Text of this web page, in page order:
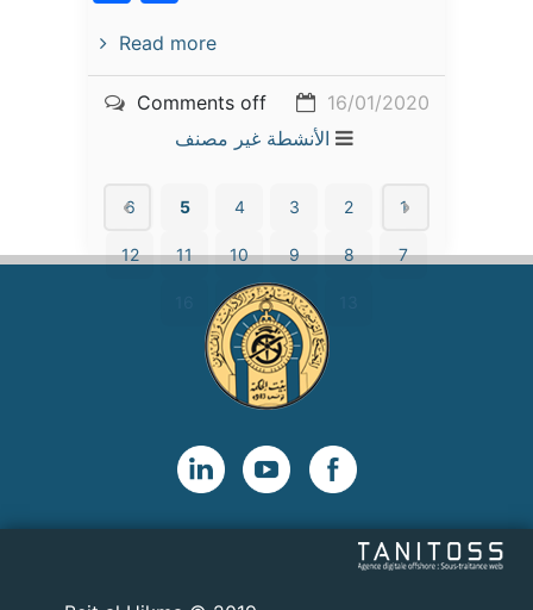
Read more
16/01/2020
Comments off
الأنشطة غير مصنف
1
2
3
4
5
6
7
8
9
10
11
12
14
15